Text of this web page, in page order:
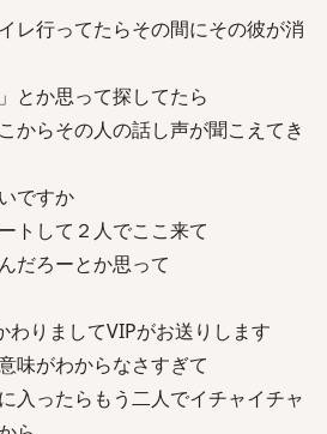
レ行ってたらその間にその彼が消
とか思って探してたら
からその人の話し声が聞こえてき
ですか
トして２人でここ来て
だろーとか思って
わりましてVIPがお送りします
味がわからなさすぎて
入ったらもう二人でイチャイチャ